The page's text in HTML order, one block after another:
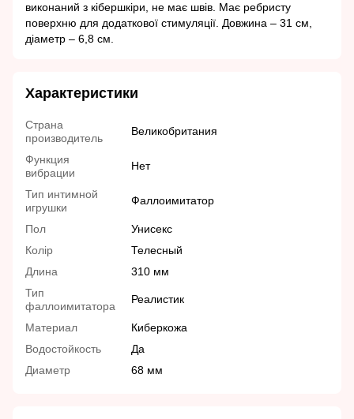
виконаний з кібершкіри, не має швів. Має ребристу
поверхню для додаткової стимуляції. Довжина – 31 см,
діаметр – 6,8 см.
Характеристики
Страна
производитель
Великобритания
Функция
вибрации
Нет
Тип интимной
игрушки
Фаллоимитатор
Пол
Унисекс
Колір
Телесный
Длина
310 мм
Тип
фаллоимитатора
Реалистик
Материал
Киберкожа
Водостойкость
Да
Диаметр
68 мм